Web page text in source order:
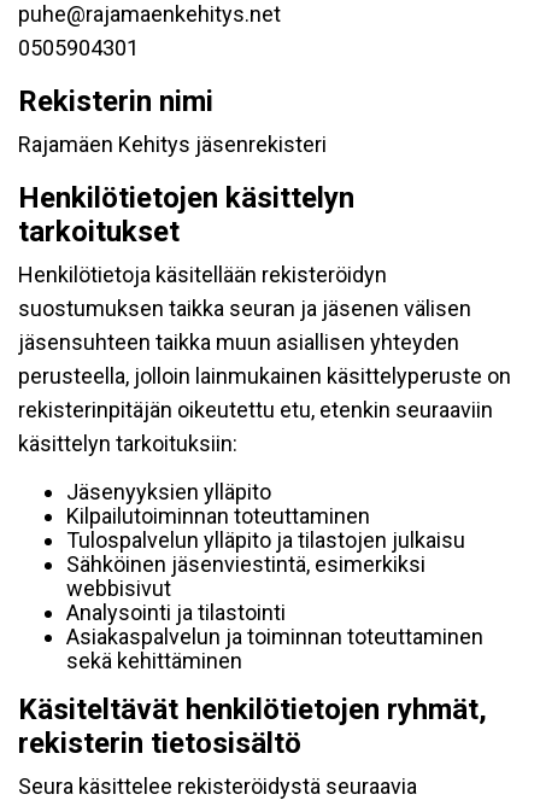
puhe@rajamaenkehitys.net
0505904301
Rekisterin nimi
Rajamäen Kehitys jäsenrekisteri
Henkilötietojen käsittelyn
tarkoitukset
Henkilötietoja käsitellään rekisteröidyn
suostumuksen taikka seuran ja jäsenen välisen
jäsensuhteen taikka muun asiallisen yhteyden
perusteella, jolloin lainmukainen käsittelyperuste on
rekisterinpitäjän oikeutettu etu, etenkin seuraaviin
käsittelyn tarkoituksiin:
Jäsenyyksien ylläpito
Kilpailutoiminnan toteuttaminen
Tulospalvelun ylläpito ja tilastojen julkaisu
Sähköinen jäsenviestintä, esimerkiksi
webbisivut
Analysointi ja tilastointi
Asiakaspalvelun ja toiminnan toteuttaminen
sekä kehittäminen
Käsiteltävät henkilötietojen ryhmät,
rekisterin tietosisältö
Seura käsittelee rekisteröidystä seuraavia